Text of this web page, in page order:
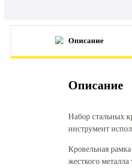
Описание
Описание
Набор стальных
инструмент
Кровельная
жесткого